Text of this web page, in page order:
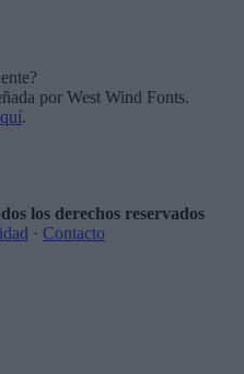
por West Wind Fonts.
.
los derechos reservados
· Contacto